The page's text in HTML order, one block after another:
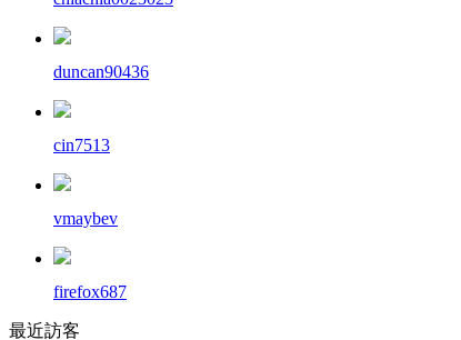
duncan90436
cin7513
vmaybev
firefox687
最近訪客